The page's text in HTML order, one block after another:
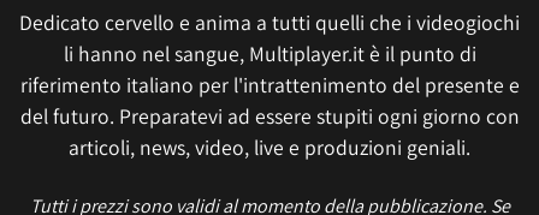
Dedicato cervello e anima a tutti quelli che i videogiochi
li hanno nel sangue, Multiplayer.it è il punto di
riferimento italiano per l'intrattenimento del presente e
del futuro. Preparatevi ad essere stupiti ogni giorno con
articoli, news, video, live e produzioni geniali.
Tutti i prezzi sono validi al momento della pubblicazione. Se